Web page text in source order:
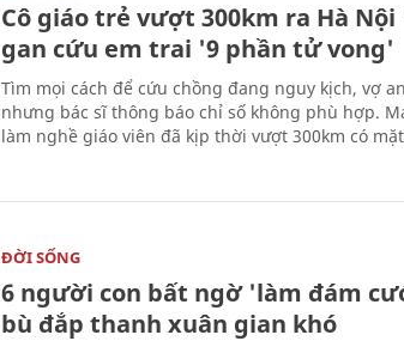
Cô giáo trẻ vượt 300km ra Hà
gan cứu em trai '9 phần tử vong'
Tìm mọi cách để cứu chồng đang nguy kịch, vợ
nhưng bác sĩ thông báo chỉ số không phù hợp.
làm nghề giáo viên đã kịp thời vượt 300km có
ĐỜI SỐNG
6 người con bất ngờ 'làm đám
bù đắp thanh xuân gian khó